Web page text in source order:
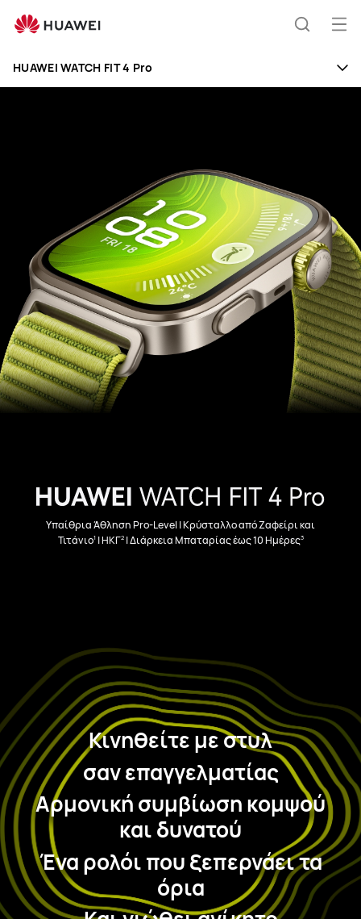
WATCH
Pro
HUAWEI WATCH FIT 4 Pro
Υπαίθρια Άθληση Pro-Level | Κρύσταλλο από Ζαφείρι και
Τιτάνιο1| ΗΚΓ2| Διάρκεια Μπαταρίας έως 10 Ημέρες3
Κινηθείτε με στυλ
σαν επαγγελματίας
Αρμονική συμβίωση κομψού
και δυνατού
Ένα ρολόι που ξεπερνάει τα
όρια